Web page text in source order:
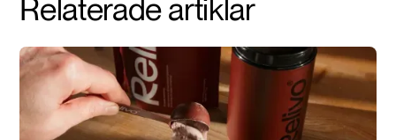
Relaterade artiklar